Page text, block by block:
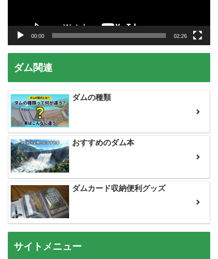
00:00 02:26
ダム関連
ダムの種類
おすすめのダム本
ダムカード収納便利グッズ
サイトメニュー